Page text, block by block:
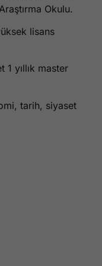
Okulu.
lisans
yıllık master
tarih, siyaset